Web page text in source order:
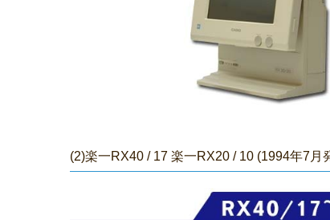
(2)楽一RX40 / 17 楽一RX20 / 10 (1994年7月